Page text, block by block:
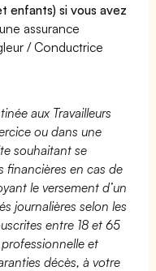
enfants) si vous avez
assurance
/ Conductrice
aux Travailleurs
ou dans une
souhaitant se
financières en cas de
le versement d’un
journalières selon les
entre 18 et 65
et
décès, à votre